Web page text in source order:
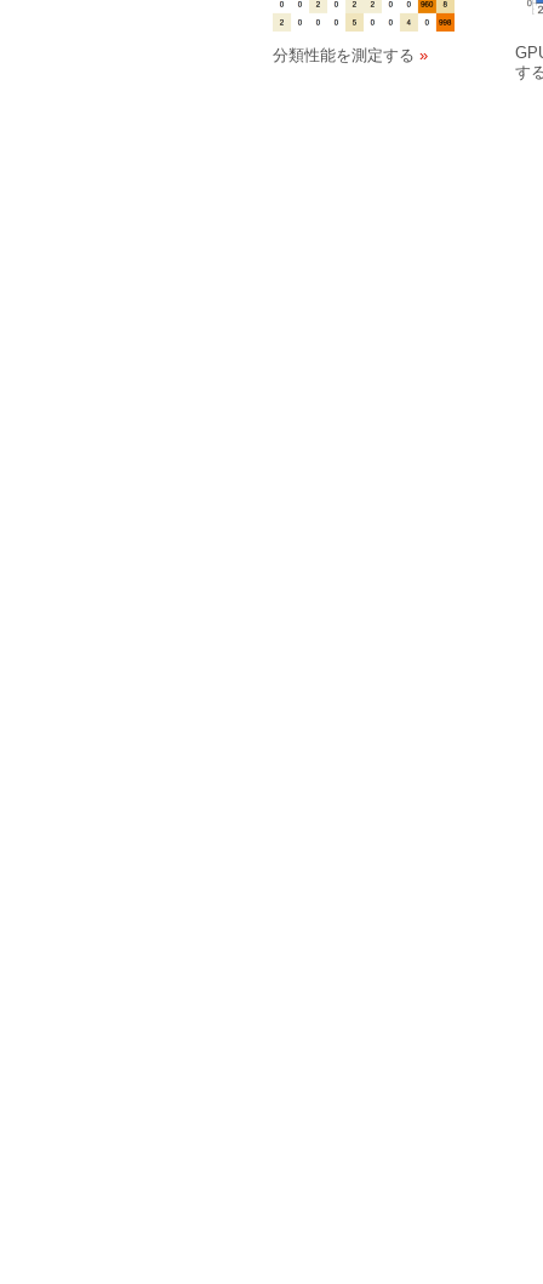
分類性能を測定する
す